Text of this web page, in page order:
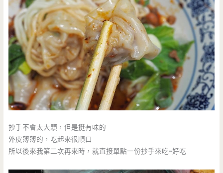
抄手不會太大顆，但是挺有味的
外皮薄薄的，吃起來很順口
所以後來我第二次再來時，就直接單點一份抄手來吃~好吃